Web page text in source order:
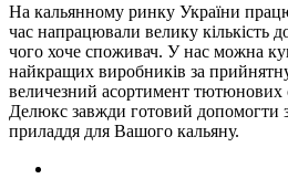
На кальянному ринку України
час напрацювали велику кількість
чого хоче споживач. У нас можна
найкращих виробників за
величезний асортимент тютюнових
Делюкс завжди готовий допомогти
приладдя для Вашого кальяну.